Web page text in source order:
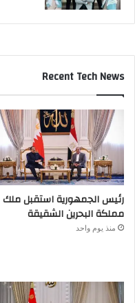
Recent Tech News
رئيس الجمهورية استقبل ملك
مملكة البحرين الشقيقة
منذ يوم واحد